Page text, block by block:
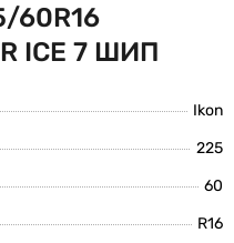
60R16
ICE 7 ШИП
Ikon
225
60
R16